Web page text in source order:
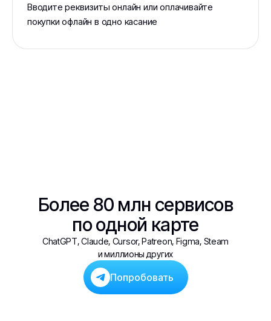
Вводите реквизиты онлайн или оплачивайте
покупки офлайн в одно касание
Более 80 млн сервисов
по одной карте
ChatGPT, Claude, Cursor, Patreon, Figma, Steam
и миллионы других
Попробовать